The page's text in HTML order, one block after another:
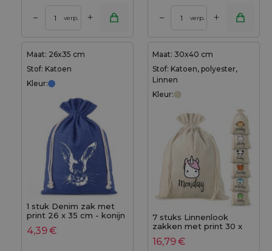
– verp. + – verp. +
Maat: 26x35 cm
Stof: Katoen
Kleur:
1 stuk Denim zak met
print 26 x 35 cm - konijn
4,39€
Maat: 30x40 cm
Stof: Katoen, polyester,
Linnen
Kleur:
7 stuks Linnenlook
zakken met print 30 x
40 cm - 7 dagen van de
week
16,79€